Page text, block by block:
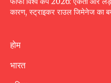
कारण, स्ट्राइकर राउल जिमेनेज का
होम
भारत